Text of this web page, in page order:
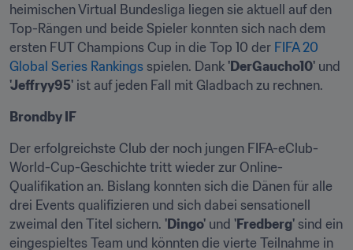
heimischen Virtual Bundesliga liegen sie aktuell auf den
Top-Rängen und beide Spieler konnten sich nach dem
ersten FUT Champions Cup in die Top 10 der FIFA 20
Global Series Rankings spielen. Dank 'DerGaucho10'
'Jeffryy95' ist auf jeden Fall mit Gladbach zu rechnen.
Brondby IF
Der erfolgreichste Club der noch jungen FIFA-eClub-
World-Cup-Geschichte tritt wieder zur Online-
Qualifikation an. Bislang konnten sich die Dänen für alle
drei Events qualifizieren und sich dabei sensationell
zweimal den Titel sichern. 'Dingo' und 'Fredberg' sind ein
eingespieltes Team und könnten die vierte Teilnahme in